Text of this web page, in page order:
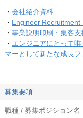
・ 会社紹介資料
・ Engineer Recruitment
・ 事業説明印刷・集客支
・ エンジニアにとって
マーとして新たな成長
募集要項
職種 / 募集ポジション名